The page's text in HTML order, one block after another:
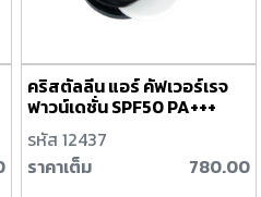
คริสตัลลีน แอร์ คัฟเวอร์เรจ
ฟาวน์เดชั่น SPF50 PA+++
นัมเบอร์ 02
รหัส 12437
ราคาเต็ม
780.00